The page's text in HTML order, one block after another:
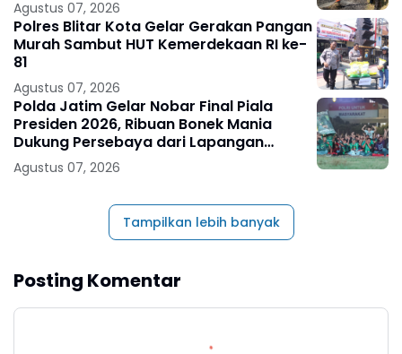
Agustus 07, 2026
Polres Blitar Kota Gelar Gerakan Pangan
Murah Sambut HUT Kemerdekaan RI ke-
81
Agustus 07, 2026
Polda Jatim Gelar Nobar Final Piala
Presiden 2026, Ribuan Bonek Mania
Dukung Persebaya dari Lapangan
Mapolda
Agustus 07, 2026
Tampilkan lebih banyak
Posting Komentar